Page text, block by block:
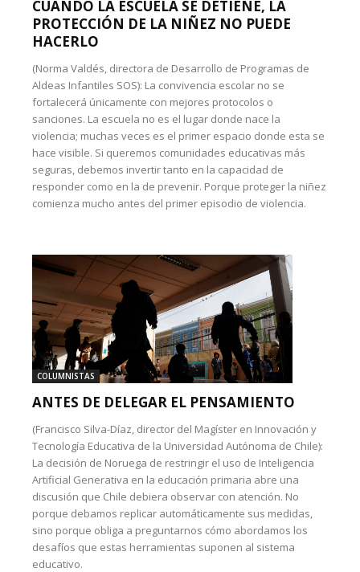
CUANDO LA ESCUELA SE DETIENE, LA
PROTECCIÓN DE LA NIÑEZ NO PUEDE
HACERLO
(Norma Valdés, directora de Desarrollo de Programas de
Aldeas Infantiles SOS): La convivencia escolar no se
fortalecerá únicamente con mejores protocolos o
sanciones. La escuela no es el lugar donde nace la
violencia; muchas veces es el primer espacio donde esta se
hace visible. Si queremos comunidades educativas más
seguras, debemos invertir tanto en la capacidad de
responder como en la de prevenir. Porque proteger la niñez
comienza mucho antes del primer episodio de violencia.
COLUMNISTAS
ANTES DE DELEGAR EL PENSAMIENTO
(Francisco Silva-Díaz, director del Magíster en Innovación y
Tecnología Educativa de la Universidad Autónoma de Chile):
La decisión de Noruega de restringir el uso de Inteligencia
Artificial Generativa en la educación primaria abre una
discusión que Chile debiera observar con atención. No
porque debamos replicar automáticamente sus medidas,
sino porque obliga a preguntarnos cómo abordamos los
desafíos que estas herramientas suponen al sistema
educativo.